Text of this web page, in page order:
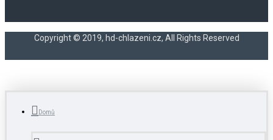
Copyright © 2019, hd-chlazeni.cz, All Rights Reserved
Domů